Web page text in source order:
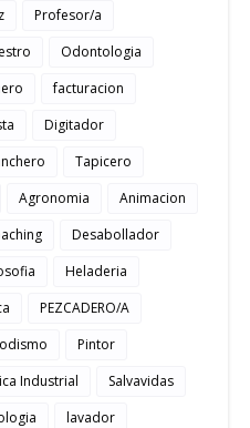
Profesor/a
Odontologia
facturacion
Digitador
Tapicero
Agronomia
Animacion
Desabollador
Heladeria
PEZCADERO/A
Pintor
Industrial
Salvavidas
lavador